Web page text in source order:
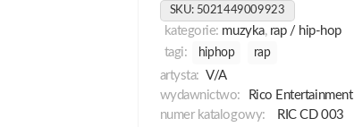
SKU: 5021449009923
kategorie: muzyka, rap / hip-hop
tagi:
hiphop rap
artysta: V/A
wydawnictwo:
Rico Entertainment
numer katalogowy:
RIC CD 003